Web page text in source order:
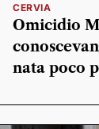
CERVIA
Omicidio
nata poco